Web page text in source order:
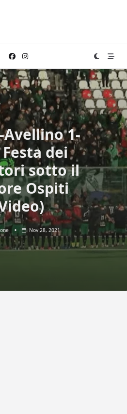
1-
dei
sotto il
Ospiti
Nov 28, 2021